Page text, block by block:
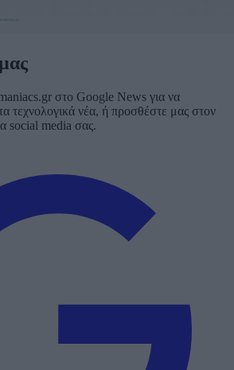
στο Google News για να
τεχνολογικά νέα, ή προσθέστε μας στον
social media σας.